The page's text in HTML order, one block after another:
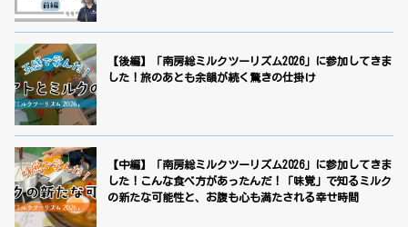
【後編】「南房総ミルクツーリズム2026」に参加してきま
した！旅のあとも余韻が続く驚きの仕掛け
【中編】「南房総ミルクツーリズム2026」に参加してきま
した！こんな食べ方があったんだ！「味覚」で知るミルク
の新たな可能性と、お腹も心も満たされる幸せ時間